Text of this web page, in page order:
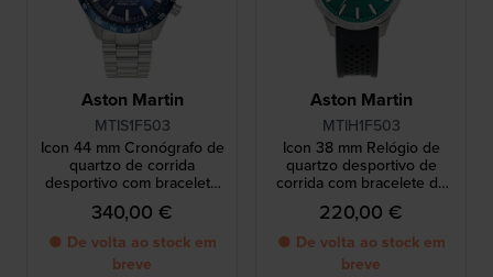
Aston Martin
MTIS1F503
Icon 44 mm Cronógrafo de
quartzo de corrida
desportivo com bracelete
em aço inoxidável
340,00 €
● De volta ao stock em
breve
Aston Martin
MTIH1F503
Icon 38 mm Relógio de
quartzo desportivo de
corrida com bracelete de
silicone
220,00 €
● De volta ao stock em
breve